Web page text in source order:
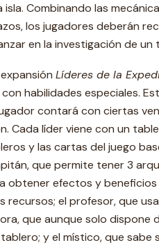
Combinando las
los jugadores deberán
en la investigación de un
Líderes de la
habilidades especiales.
contará con ciertas
Cada líder viene con un
y las cartas del juego
que permite tener 3
obtener efectos y
recursos; el profesor, que
que aunque solo dispone
y el místico, que sabe